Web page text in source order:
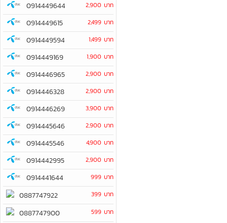
0914449644 2,900 บาท
0914449615 2,499 บาท
0914449594 1,499 บาท
0914449169 1,900 บาท
0914446965 2,900 บาท
0914446328 2,900 บาท
0914446269 3,900 บาท
0914445646 2,900 บาท
0914445546 4,900 บาท
0914442995 2,900 บาท
0914441644 999 บาท
0887747922 399 บาท
0887747900 599 บาท